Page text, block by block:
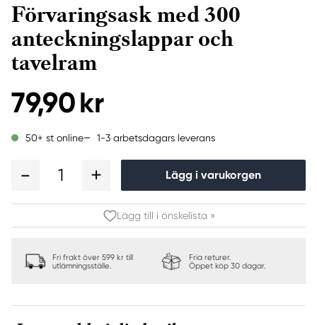
Förvaringsask med 300
anteckningslappar och
tavelram
79,90 kr
50+ st online 1-3 arbetsdagars leverans
1 Lägg i varukorgen
Lägg till i önskelista »
Fri frakt över 599 kr till
utlämningsställe.
Fria returer.
Öppet köp 30 dagar.